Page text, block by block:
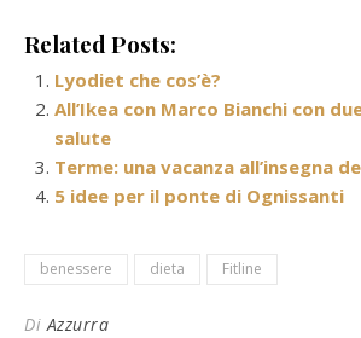
Related Posts:
Lyodiet che cos’è?
All’Ikea con Marco Bianchi con
salute
Terme: una vacanza all’insegna
5 idee per il ponte di Ognissanti
benessere dieta Fitline
DiAzzurra